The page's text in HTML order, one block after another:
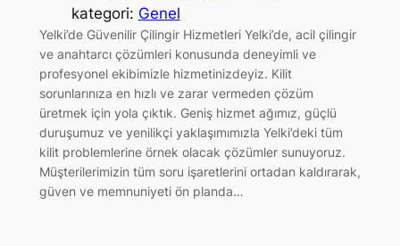
kategori: Genel
Yelki’de Güvenilir Çilingir Hizmetleri Yelki’de, acil çilingir
ve anahtarcı çözümleri konusunda deneyimli ve
profesyonel ekibimizle hizmetinizdeyiz. Kilit
sorunlarınıza en hızlı ve zarar vermeden çözüm
üretmek için yola çıktık. Geniş hizmet ağımız, güçlü
duruşumuz ve yenilikçi yaklaşımımızla Yelki’deki tüm
kilit problemlerine örnek olacak çözümler sunuyoruz.
Müşterilerimizin tüm soru işaretlerini ortadan kaldırarak,
güven ve memnuniyeti ön planda…